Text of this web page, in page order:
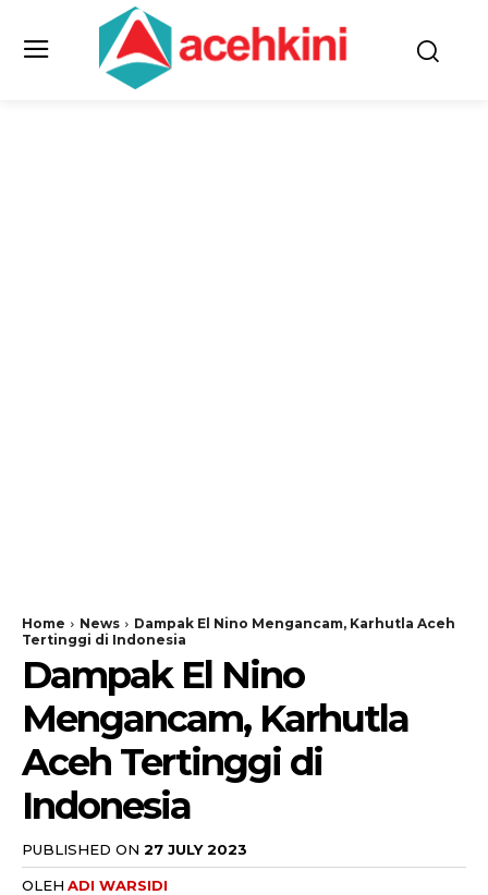
Home News
Dampak El Nino Mengancam, Karhutla Aceh
Tertinggi di Indonesia
Dampak El Nino
Mengancam, Karhutla
Aceh Tertinggi di
Indonesia
PUBLISHED ON 27 JULY 2023
OLEH ADI WARSIDI